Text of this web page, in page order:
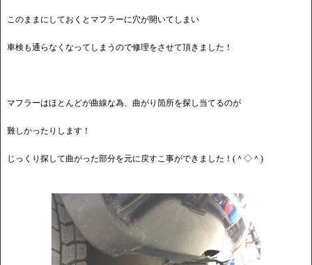
このままにしておくとマフラーに穴が開いてしまい
車検も通らなくなってしまうので修理をさせて頂きました！
マフラーはほとんどが曲線な為、曲がり箇所を探し当てるのが
難しかったりします！
じっくり探して曲がった部分を元に戻すこ事ができました！(＾◇＾)